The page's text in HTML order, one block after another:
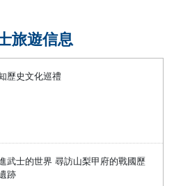
旅遊信息
歷史文化巡禮
武士的世界 尋訪山梨甲府的戰國歷
跡